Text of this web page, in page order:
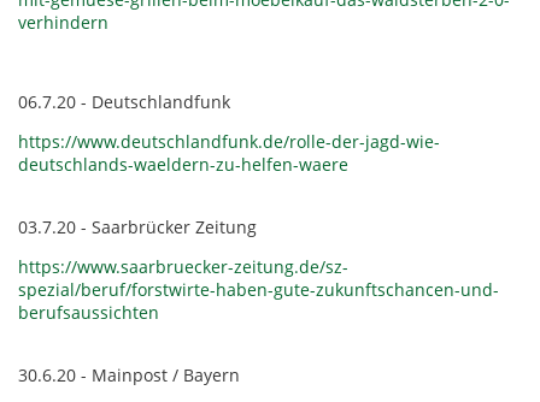
verhindern
06.7.20 - Deutschlandfunk
https://www.deutschlandfunk.de/rolle-der-jagd-wie-
deutschlands-waeldern-zu-helfen-waere
03.7.20 - Saarbrücker Zeitung
https://www.saarbruecker-zeitung.de/sz-
spezial/beruf/forstwirte-haben-gute-zukunftschancen-und-
berufsaussichten
30.6.20 - Mainpost / Bayern